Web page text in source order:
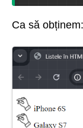
Ca să obținem: